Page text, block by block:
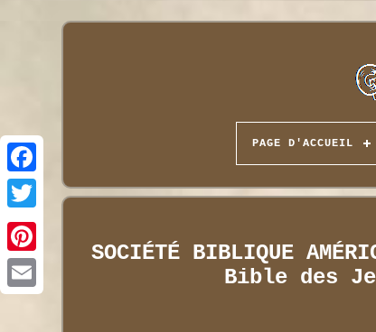
PAGE D'ACCUEIL
SOCIÉTÉ BIBLIQUE
Bible des